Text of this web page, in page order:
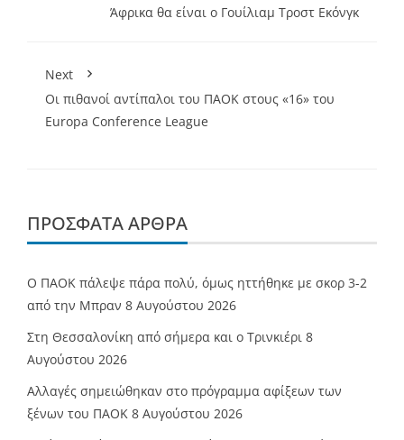
Άφρικα θα είναι ο Γουίλιαμ Τροστ Εκόνγκ
Next
Οι πιθανοί αντίπαλοι του ΠΑΟΚ στους «16» του
Europa Conference League
ΠΡΌΣΦΑΤΑ ΆΡΘΡΑ
Ο ΠΑΟΚ πάλεψε πάρα πολύ, όμως ηττήθηκε με σκορ 3-2
από την Μπραν 8 Αυγούστου 2026
Στη Θεσσαλονίκη από σήμερα και ο Τρινκιέρι 8
Αυγούστου 2026
Αλλαγές σημειώθηκαν στο πρόγραμμα αφίξεων των
ξένων του ΠΑΟΚ 8 Αυγούστου 2026